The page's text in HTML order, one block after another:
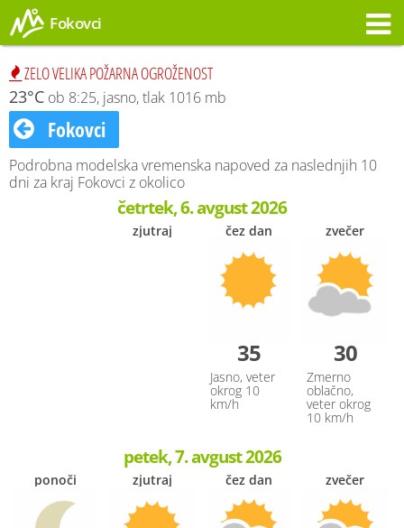
Fokovci
ZELO VELIKA POŽARNA OGROŽENOST
23°C ob 8:25, jasno, tlak 1016 mb
Fokovci
Podrobna modelska vremenska napoved za naslednjih 10
dni za kraj Fokovci z okolico
četrtek, 6. avgust 2026
zjutraj čez dan
35
Jasno, veter
okrog 10
km/h
zvečer
30
Zmerno
oblačno,
veter okrog
10 km/h
petek, 7. avgust 2026
ponoči zjutraj čez dan zvečer